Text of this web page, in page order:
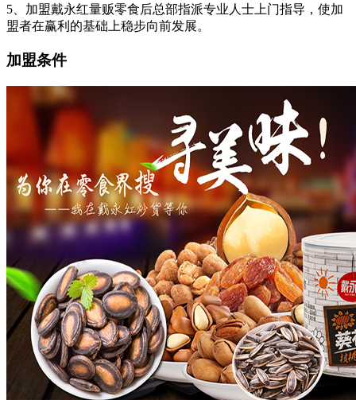
5、加盟戴永红量贩零食后总部指派专业人士上门指导，使加
盟者在赢利的基础上稳步向前发展。
加盟条件